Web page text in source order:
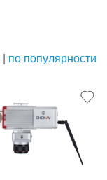
| по популярности